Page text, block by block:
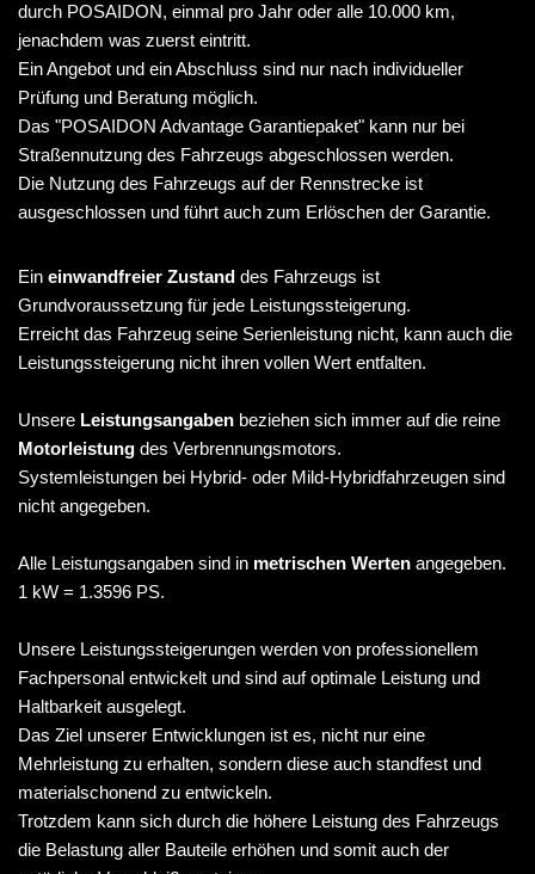
durch POSAIDON, einmal pro Jahr oder alle 10.000 km,
jenachdem was zuerst eintritt.
Ein Angebot und ein Abschluss sind nur nach individueller
Prüfung und Beratung möglich.
Das "POSAIDON Advantage Garantiepaket" kann nur bei
Straßennutzung des Fahrzeugs abgeschlossen werden.
Die Nutzung des Fahrzeugs auf der Rennstrecke ist
ausgeschlossen und führt auch zum Erlöschen der Garantie.
Ein einwandfreier Zustand des Fahrzeugs ist
Grundvoraussetzung für jede Leistungssteigerung.
Erreicht das Fahrzeug seine Serienleistung nicht, kann auch die
Leistungssteigerung nicht ihren vollen Wert entfalten.
Unsere Leistungsangaben beziehen sich immer auf die reine
Motorleistung des Verbrennungsmotors.
Systemleistungen bei Hybrid- oder Mild-Hybridfahrzeugen sind
nicht angegeben.
Alle Leistungsangaben sind in metrischen Werten angegeben.
1 kW = 1.3596 PS.
Unsere Leistungssteigerungen werden von professionellem
Fachpersonal entwickelt und sind auf optimale Leistung und
Haltbarkeit ausgelegt.
Das Ziel unserer Entwicklungen ist es, nicht nur eine
Mehrleistung zu erhalten, sondern diese auch standfest und
materialschonend zu entwickeln.
Trotzdem kann sich durch die höhere Leistung des Fahrzeugs
die Belastung aller Bauteile erhöhen und somit auch der